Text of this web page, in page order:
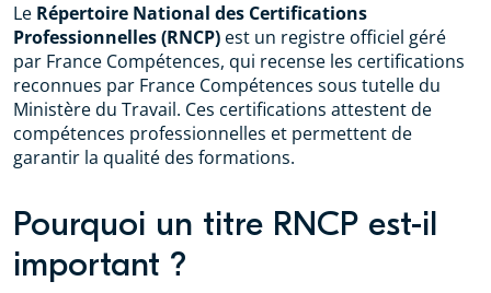
Le Répertoire National des Certifications
Professionnelles (RNCP) est un registre officiel géré
par France Compétences, qui recense les certifications
reconnues par France Compétences sous tutelle du
Ministère du Travail. Ces certifications attestent de
compétences professionnelles et permettent de
garantir la qualité des formations.
Pourquoi un titre RNCP est-il
important ?